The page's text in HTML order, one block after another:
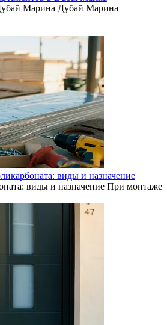
Марина Дубай Марина
виды и назначение
виды и назначение При монтаже